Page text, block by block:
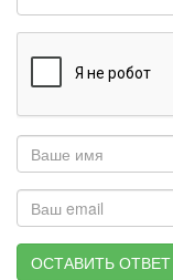
ОСТАВИТЬ ОТВЕТ